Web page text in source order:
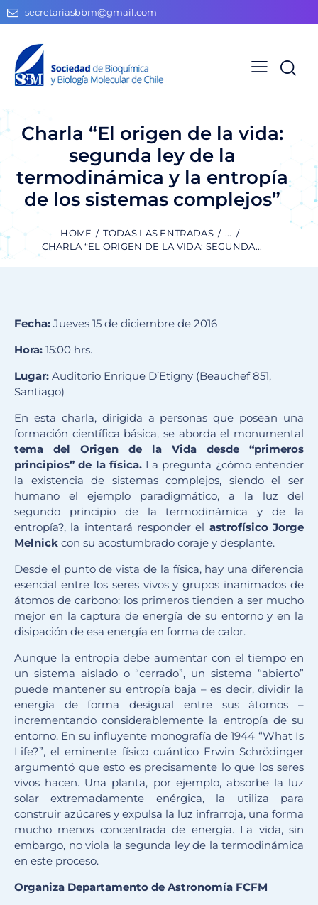
secretariasbbm@gmail.com
Charla “El origen de la vida:
segunda ley de la
termodinámica y la entropía
de los sistemas complejos”
HOME TODAS LAS ENTRADAS
...
CHARLA “EL ORIGEN DE LA VIDA: SEGUNDA...
Fecha: Jueves 15 de diciembre de 2016
Hora: 15:00 hrs.
Lugar: Auditorio Enrique D’Etigny (Beauchef 851,
Santiago)
En esta charla, dirigida a personas que posean una
formación científica básica, se aborda el monumental
tema del Origen de la Vida desde “primeros
principios” de la física.La pregunta ¿cómo entender
la existencia de sistemas complejos, siendo el ser
humano el ejemplo paradigmático, a la luz del
segundo principio de la termodinámica y de la
entropía?, la intentará responder el astrofísico Jorge
Melnick con su acostumbrado coraje y desplante.
Desde el punto de vista de la física, hay una diferencia
esencial entre los seres vivos y grupos inanimados de
átomos de carbono: los primeros tienden a ser mucho
mejor en la captura de energía de su entorno y en la
disipación de esa energía en forma de calor.
Aunque la entropía debe aumentar con el tiempo en
un sistema aislado o “cerrado”, un sistema “abierto”
puede mantener su entropía baja – es decir, dividir la
energía de forma desigual entre sus átomos –
incrementando considerablemente la entropía de su
entorno. En su influyente monografía de 1944 “What Is
Life?”, el eminente físico cuántico Erwin Schrödinger
argumentó que esto es precisamente lo que los seres
vivos hacen. Una planta, por ejemplo, absorbe la luz
solar extremadamente enérgica, la utiliza para
construir azúcares y expulsa la luz infrarroja, una forma
mucho menos concentrada de energía. La vida, sin
embargo, no viola la segunda ley de la termodinámica
en este proceso.
Organiza Departamento de Astronomía FCFM